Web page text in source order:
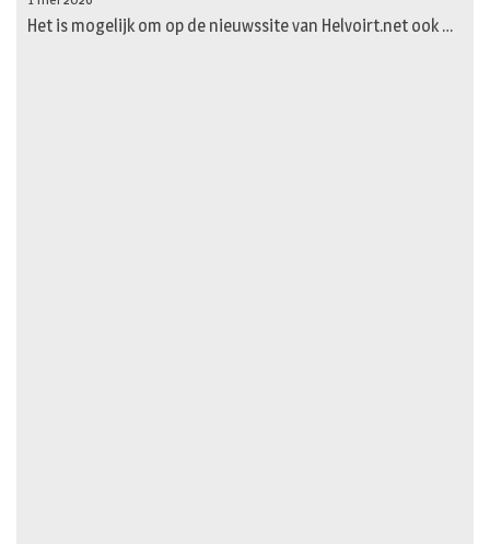
Het is mogelijk om op de nieuwssite van Helvoirt.net ook …